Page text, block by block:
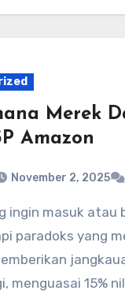
Merek
Amazon
November 2, 2025
paradoks yang
menguasai 15%